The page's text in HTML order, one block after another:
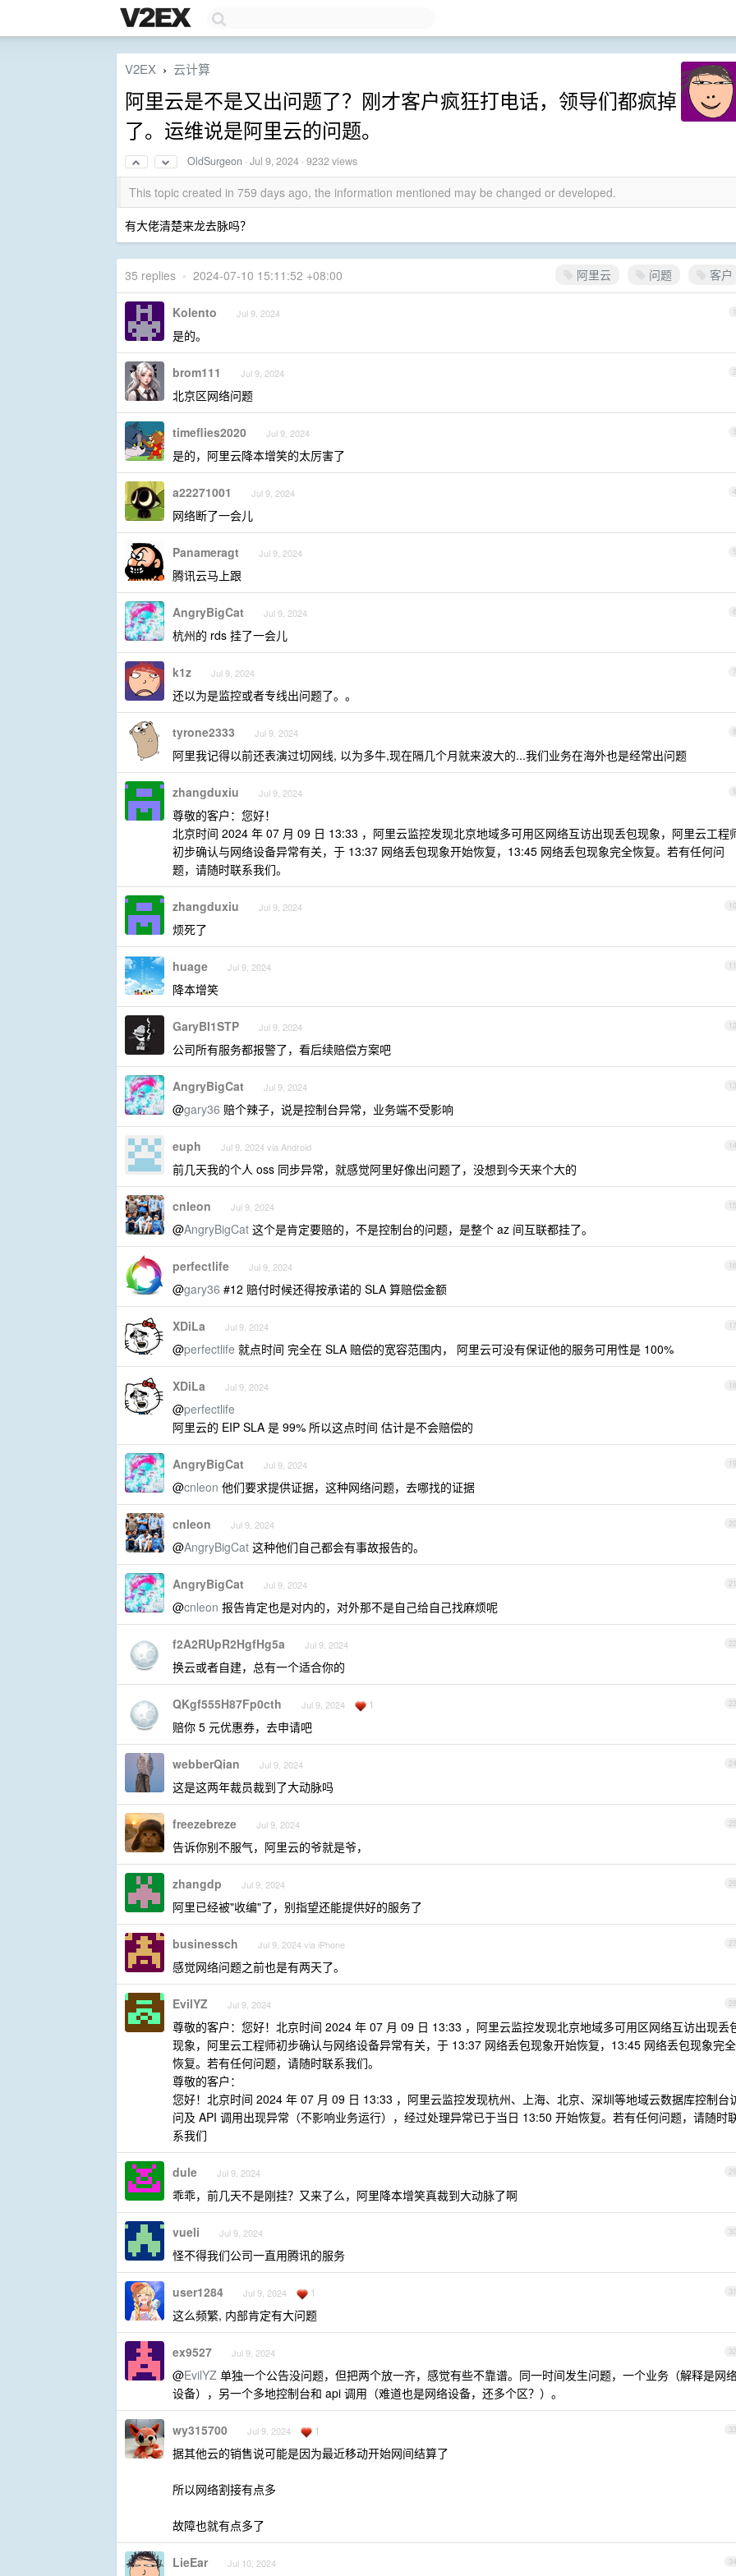
V2EX › 云计算
阿里云是不是又出问题了？刚才客户疯狂打电话，领导们都疯掉
了。运维说是阿里云的问题。
OldSurgeon ·Jul 9, 2024 · 9232 views
This topic created in 759 days ago, the information mentioned may be changed or developed.
有大佬清楚来龙去脉吗？
阿里云 问题 客户
35 replies • 2024-07-10 15:11:52 +08:00
1
Kolento Jul 9, 2024
是的。
2
brom111 Jul 9, 2024
北京区网络问题
3
timeflies2020 Jul 9, 2024
是的，阿里云降本增笑的太厉害了
4
a22271001 Jul 9, 2024
网络断了一会儿
5
Panameragt Jul 9, 2024
腾讯云马上跟
6
AngryBigCat Jul 9, 2024
杭州的 rds 挂了一会儿
7
k1z Jul 9, 2024
还以为是监控或者专线出问题了。。
8
tyrone2333 Jul 9, 2024
阿里我记得以前还表演过切网线, 以为多牛,现在隔几个月就来波大的...我们业务在海外也是经常出问题
9
zhangduxiu Jul 9, 2024
尊敬的客户：您好！
北京时间 2024 年 07 月 09 日 13:33 ，阿里云监控发现北京地域多可用区网络互访出现丢包现象，阿里云工程
初步确认与网络设备异常有关，于 13:37 网络丢包现象开始恢复，13:45 网络丢包现象完全恢复。若有任何问
题，请随时联系我们。
10
zhangduxiu Jul 9, 2024
烦死了
11
huage Jul 9, 2024
降本增笑
12
GaryBI1STP Jul 9, 2024
公司所有服务都报警了，看后续赔偿方案吧
13
AngryBigCat Jul 9, 2024
@gary36 赔个辣子，说是控制台异常，业务端不受影响
14
euph Jul 9, 2024 via Android
前几天我的个人 oss 同步异常，就感觉阿里好像出问题了，没想到今天来个大的
15
cnleon Jul 9, 2024
@AngryBigCat 这个是肯定要赔的，不是控制台的问题，是整个 az 间互联都挂了。
16
perfectlife Jul 9, 2024
@gary36 #12 赔付时候还得按承诺的 SLA 算赔偿金额
17
XDiLa Jul 9, 2024
@perfectlife 就点时间 完全在 SLA 赔偿的宽容范围内， 阿里云可没有保证他的服务可用性是 100%
18
XDiLa Jul 9, 2024
@perfectlife
阿里云的 EIP SLA 是 99% 所以这点时间 估计是不会赔偿的
19
AngryBigCat Jul 9, 2024
@cnleon 他们要求提供证据，这种网络问题，去哪找的证据
20
cnleon Jul 9, 2024
@AngryBigCat 这种他们自己都会有事故报告的。
21
AngryBigCat Jul 9, 2024
@cnleon 报告肯定也是对内的，对外那不是自己给自己找麻烦呢
22
f2A2RUpR2HgfHg5a Jul 9, 2024
换云或者自建，总有一个适合你的
23
QKgf555H87Fp0cth Jul 9, 2024 1
赔你 5 元优惠券，去申请吧
24
webberQian Jul 9, 2024
这是这两年裁员裁到了大动脉吗
25
freezebreze Jul 9, 2024
告诉你别不服气，阿里云的爷就是爷，
26
zhangdp Jul 9, 2024
阿里已经被"收编"了，别指望还能提供好的服务了
27
businessch Jul 9, 2024 via iPhone
感觉网络问题之前也是有两天了。
28
EvilYZ Jul 9, 2024
尊敬的客户：您好！北京时间 2024 年 07 月 09 日 13:33 ，阿里云监控发现北京地域多可用区网络互访出现丢
现象，阿里云工程师初步确认与网络设备异常有关，于 13:37 网络丢包现象开始恢复，13:45 网络丢包现象完全
恢复。若有任何问题，请随时联系我们。
尊敬的客户：
您好！北京时间 2024 年 07 月 09 日 13:33 ，阿里云监控发现杭州、上海、北京、深圳等地域云数据库控制台
问及 API 调用出现异常（不影响业务运行），经过处理异常已于当日 13:50 开始恢复。若有任何问题，请随时
系我们
29
dule Jul 9, 2024
乖乖，前几天不是刚挂？又来了么，阿里降本增笑真裁到大动脉了啊
30
vueli Jul 9, 2024
怪不得我们公司一直用腾讯的服务
31
user1284 Jul 9, 2024 1
这么频繁, 内部肯定有大问题
32
ex9527 Jul 9, 2024
@EvilYZ 单独一个公告没问题，但把两个放一齐，感觉有些不靠谱。同一时间发生问题，一个业务（解释是网
设备），另一个多地控制台和 api 调用（难道也是网络设备，还多个区？）。
33
wy315700 Jul 9, 2024 1
据其他云的销售说可能是因为最近移动开始网间结算了
所以网络割接有点多
故障也就有点多了
34
LieEar Jul 10, 2024